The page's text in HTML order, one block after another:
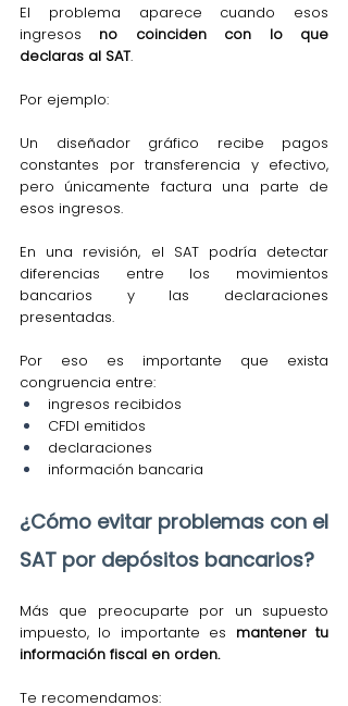
El problema aparece cuando esos
ingresos no coinciden con lo que
declaras al SAT.
Por ejemplo:
Un diseñador gráfico recibe pagos
constantes por transferencia y efectivo,
pero únicamente factura una parte de
esos ingresos.
En una revisión, el SAT podría detectar
diferencias entre los movimientos
bancarios y las declaraciones
presentadas.
Por eso es importante que exista
congruencia entre:
ingresos recibidos
CFDI emitidos
declaraciones
información bancaria
¿Cómo evitar problemas con el
SAT por depósitos bancarios?
Más que preocuparte por un supuesto
impuesto, lo importante es mantener tu
información fiscal en orden.
Te recomendamos: